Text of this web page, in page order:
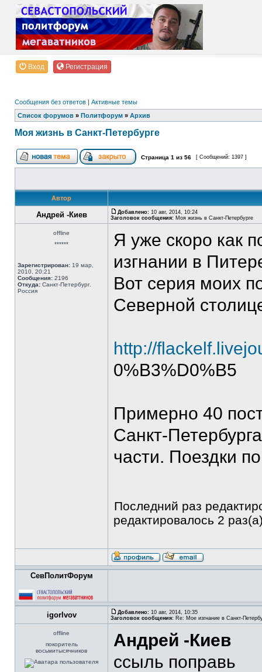
Вход Регистрация
Сообщения без ответов | Активные темы
Список форумов » Политфорум » Архив
Моя жизнь в Санкт-Петербурге
Страница 1 из 56 [ Сообщений: 1397 ]
Автор
Андрей -Киев Добавлено: 10 авг, 2014, 10:24
Заголовок сообщения: Моя жизнь в Санкт-Петербурге
offline
******
Зарегистрирован: 19 мар,
2010, 20:21
Сообщения: 2196
Откуда: Санкт-Петербург.
Россия
Я уже скоро как
изгнании в
Вот серия моих
Северной
http://
0%B3%D0%B5
Примерно 40
Санкт-
части. Поездки
Последний раз
редактировалось 2
СевПолитФорум
igorlvov Добавлено: 10 авг, 2014, 10:35
Заголовок сообщения: Re: Мое изгнание в Санкт-
offline
покоритель
восьмитысячников
Андрей -Киев
ссыль поправь